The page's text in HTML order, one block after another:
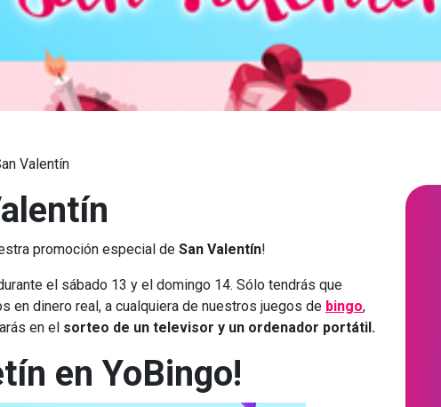
Valentín
promoción especial de San Valentín!
el sábado 13 y el domingo 14. Sólo tendrás que
en dinero real, a cualquiera de nuestros juegos de bingo,
en el sorteo de un televisor y un ordenador portátil.
en YoBingo!